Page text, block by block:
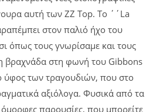
αυτή των ZZ Top. Το ΄΄La
στον παλιό ήχο του
όπως τους γνωρίσαμε και τους
βραχνάδα στη φωνή του Gibbons
ύφος των τραγουδιών, που στο
αξιόλογα. Φυσικά από τα
παρουσίες, που μπορείτε